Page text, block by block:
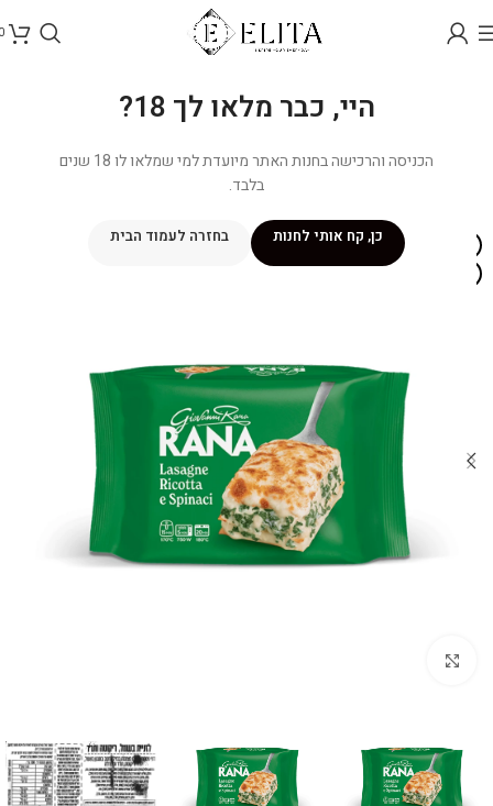
היי, כבר מלאו לך 18?
הכניסה והרכישה בחנות האתר מיועדת למי שמלאו לו 18 שנים
בלבד.
כן, קח אותי לחנות בחזרה לעמוד הבית